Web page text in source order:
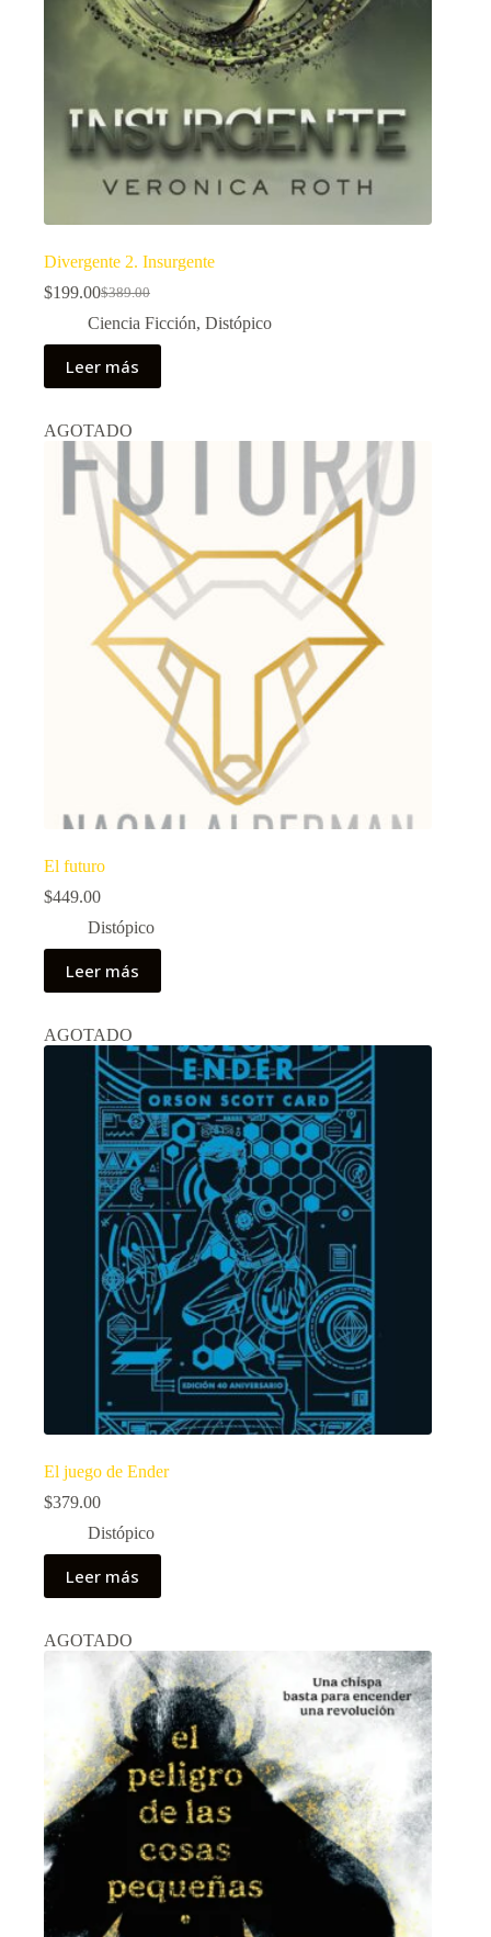
Divergente 2. Insurgente
$389.00
El
precio
original
era:
$199.00El
precio
actual
es:
Ciencia Ficción, Distópico
Leer más
AGOTADO
El futuro
$449.00
Distópico
Leer más
AGOTADO
El juego de Ender
$379.00
Distópico
Leer más
AGOTADO